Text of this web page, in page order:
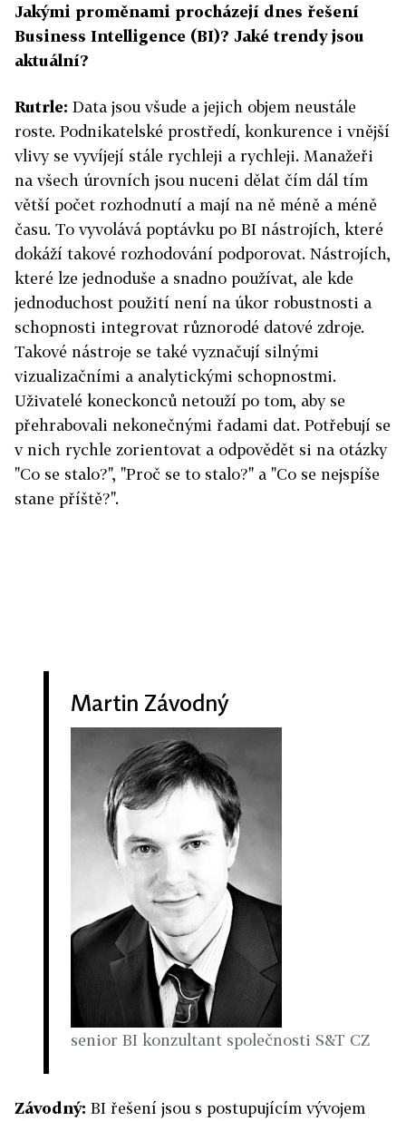
Jakými proměnami procházejí dnes řešení
Business Intelligence (BI)? Jaké trendy jsou
aktuální?
Rutrle: Data jsou všude a jejich objem neustále
roste. Podnikatelské prostředí, konkurence i vnější
vlivy se vyvíjejí stále rychleji a rychleji. Manažeři
na všech úrovních jsou nuceni dělat čím dál tím
větší počet rozhodnutí a mají na ně méně a méně
času. To vyvolává poptávku po BI nástrojích, které
dokáží takové rozhodování podporovat. Nástrojích,
které lze jednoduše a snadno používat, ale kde
jednoduchost použití není na úkor robustnosti a
schopnosti integrovat různorodé datové zdroje.
Takové nástroje se také vyznačují silnými
vizualizačními a analytickými schopnostmi.
Uživatelé koneckonců netouží po tom, aby se
přehrabovali nekonečnými řadami dat. Potřebují se
v nich rychle zorientovat a odpovědět si na otázky
"Co se stalo?", "Proč se to stalo?" a "Co se nejspíše
stane příště?".
Martin Závodný
senior BI konzultant společnosti S&T CZ
Závodný: BI řešení jsou s postupujícím vývojem